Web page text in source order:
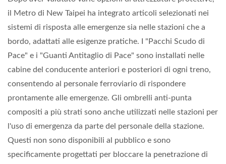
il Metro di New Taipei ha integrato articoli selezionati nei
sistemi di risposta alle emergenze sia nelle stazioni che a
bordo, adattati alle esigenze pratiche. I "Pacchi Scudo di
Pace" e i "Guanti Antitaglio di Pace" sono installati nelle
cabine del conducente anteriori e posteriori di ogni treno,
consentendo al personale ferroviario di rispondere
prontamente alle emergenze. Gli ombrelli anti-punta
compositi a più strati sono anche utilizzati nelle stazioni per
l'uso di emergenza da parte del personale della stazione.
Questi non sono disponibili al pubblico e sono
specificamente progettati per bloccare la penetrazione di